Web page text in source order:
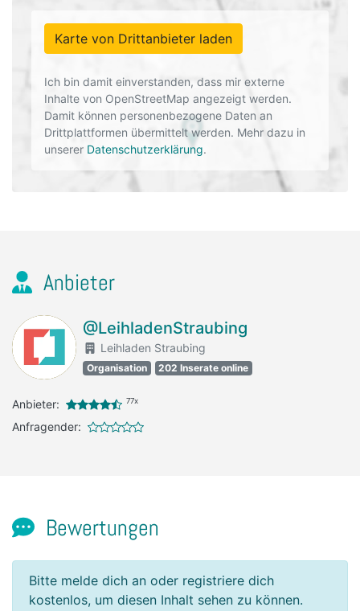
Karte von Drittanbieter laden
Ich bin damit einverstanden, dass mir externe
Inhalte von OpenStreetMap angezeigt werden.
Damit können personenbezogene Daten an
Drittplattformen übermittelt werden. Mehr dazu in
unserer Datenschutzerklärung.
Anbieter
@LeihladenStraubing
Leihladen Straubing
Organisation 202 Inserate online
Anbieter: 77x
Anfragender:
Bewertungen
Bitte melde dich an oder registriere dich
kostenlos, um diesen Inhalt sehen zu können.